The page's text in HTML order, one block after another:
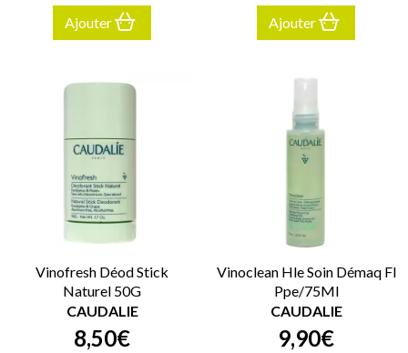
Ajouter Ajouter
Vinofresh Déod Stick
Naturel 50G
CAUDALIE
8,50€
Vinoclean Hle Soin Démaq Fl
Ppe/75Ml
CAUDALIE
9,90€